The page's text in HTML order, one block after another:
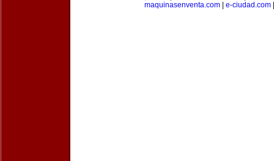
maquinasenventa.com| e-ciudad.com